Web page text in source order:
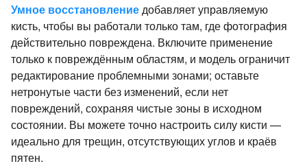
Умное восстановлениедобавляет управляемую
кисть, чтобы вы работали только там, где фотография
действительно повреждена. Включите применение
только к повреждённым областям, и модель ограничит
редактирование проблемными зонами; оставьте
нетронутые части без изменений, если нет
повреждений, сохраняя чистые зоны в исходном
состоянии. Вы можете точно настроить силу кисти —
идеально для трещин, отсутствующих углов и краёв
пятен.